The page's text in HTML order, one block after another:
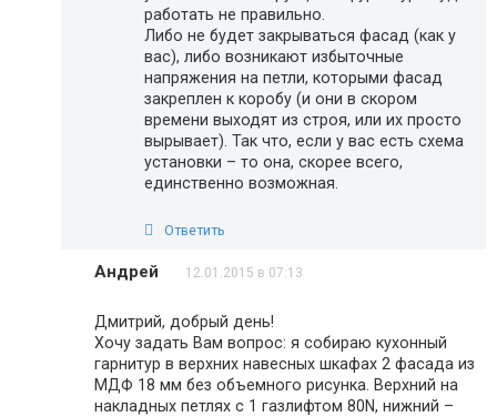
работать не правильно.
Либо не будет закрываться фасад (как у
вас), либо возникают избыточные
напряжения на петли, которыми фасад
закреплен к коробу (и они в скором
времени выходят из строя, или их просто
вырывает). Так что, если у вас есть схема
установки – то она, скорее всего,
единственно возможная.
Ответить
Андрей 12.01.2015 в 07:13
Дмитрий, добрый день!
Хочу задать Вам вопрос: я собираю кухонный
гарнитур в верхних навесных шкафах 2 фасада из
МДФ 18 мм без объемного рисунка. Верхний на
накладных петлях с 1 газлифтом 80N, нижний –